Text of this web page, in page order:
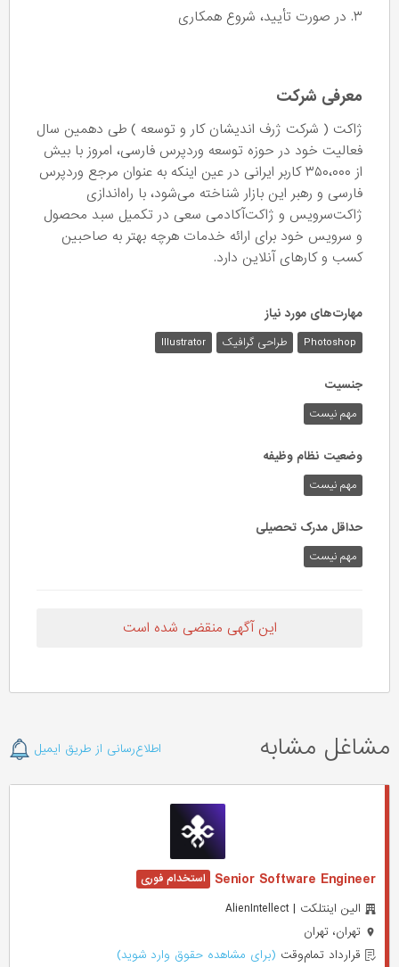
۳. در صورت تأیید، شروع همکاری
معرفی شرکت
ژاکت ( شرکت ژرف اندیشان کار و توسعه ) طی دهمین سال
فعالیت خود در حوزه توسعه وردپرس فارسی، امروز با بیش
از ۳۵۰،۰۰۰ کاربر ایرانی در عین اینکه به عنوان مرجع وردپرس
فارسی و رهبر این بازار شناخته می‌شود، با راه‌اندازی
ژاکت‌سرویس و ژاکت‌آکادمی سعی در تکمیل سبد محصول
و سرویس خود برای ارائه خدمات هرچه بهتر به صاحبین
کسب و کارهای آنلاین دارد.
مهارت‌های مورد نیاز
Photoshop طراحی گرافیک Illustrator
جنسیت
مهم نیست
وضعیت نظام وظیفه
مهم‌ نیست
حداقل مدرک تحصیلی
مهم نیست
این آگهی منقضی شده است
مشاغل مشابه اطلاع‌رسانی از طریق ایمیل
Senior Software Engineer
الین اینتلکت | AlienIntellect
تهران، تهران
قرارداد تمام‌وقت (برای مشاهده حقوق وارد شوید)